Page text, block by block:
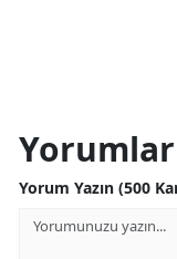
Yorumlar
Yorum Yazın (500